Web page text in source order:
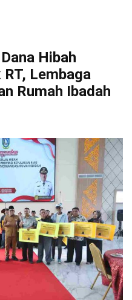
Hibah
Lembaga
Rumah Ibadah